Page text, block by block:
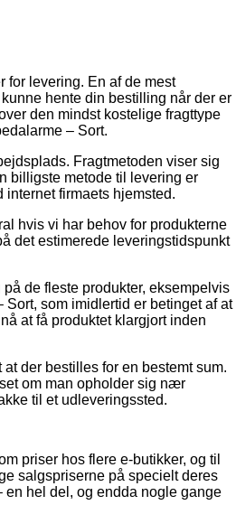
for levering. En af de mest
hente din bestilling når der er
den mindst kostelige fragttype
– Sort.
Fragtmetoden viser sig
billigste metode til levering er
firmaets hjemsted.
hvis vi har behov for produkterne
det estimerede leveringstidspunkt
de fleste produkter, eksempelvis
som imidlertid er betinget af at
at få produktet klargjort inden
der bestilles for en bestemt sum.
om man opholder sig nær
til et udleveringssted.
priser hos flere e-butikker, og til
salgspriserne på specielt deres
hel del, og endda nogle gange